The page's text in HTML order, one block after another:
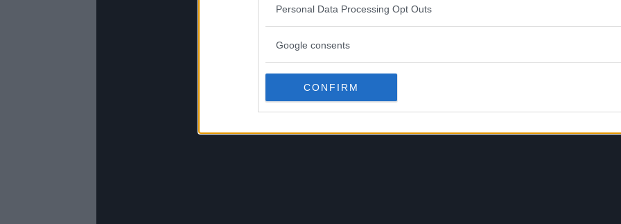
Personal Data Processing Opt Outs
Google consents
CONFIRM